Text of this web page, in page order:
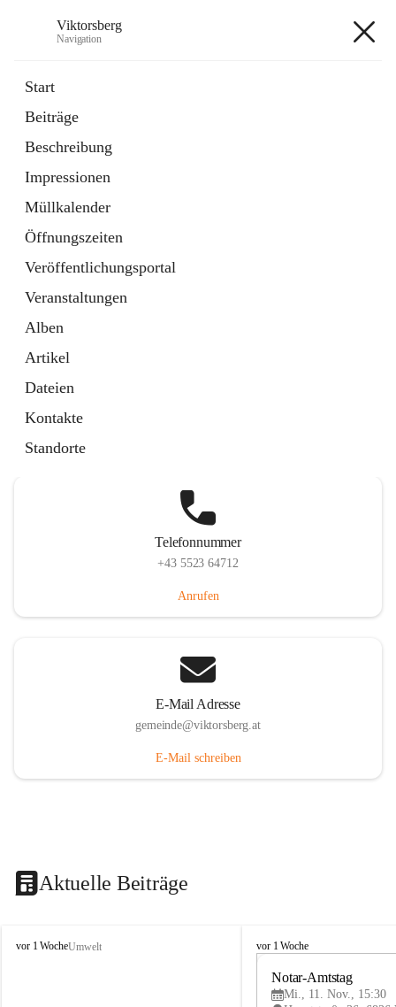
Viktorsberg
Navigation
Start
Beiträge
Beschreibung
Impressionen
Müllkalender
Öffnungszeiten
Veröffentlichungsportal
Veranstaltungen
Alben
Artikel
Dateien
Kontakte
Standorte
1 Schnellzugriff
Bürgerservice
10 Schnellzugriffe
Telefonnummer
+43 5523 64712
Anrufen
E-Mail Adresse
gemeinde@viktorsberg.at
E-Mail schreiben
Aktuelle Beiträge
V
vor 1 WocheUmwelt
V
vor 1 Woche
Notar-Amtstag
Mi., 11. Nov., 15:30